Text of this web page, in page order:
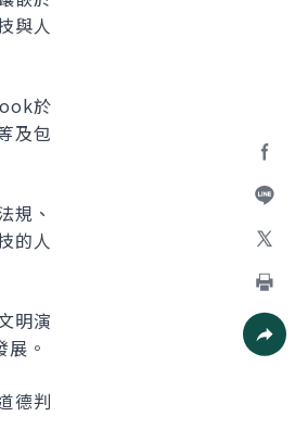
加入好
列印
與人
於
及包
規、
的人
明演
。
德判